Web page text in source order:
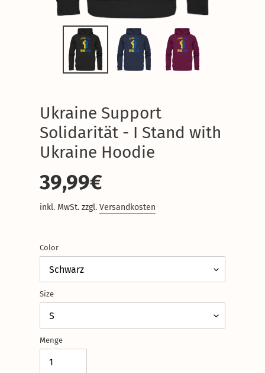
Ukraine Support
Solidarität - I Stand with
Ukraine Hoodie
Normaler
Preis
39,99€
inkl. MwSt. zzgl.Versandkosten
Color
Size
Menge